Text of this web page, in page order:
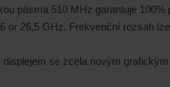
pásma 510 MHz garantuje
or 26,5 GHz. Frekvenční rozsah
se zcela novým